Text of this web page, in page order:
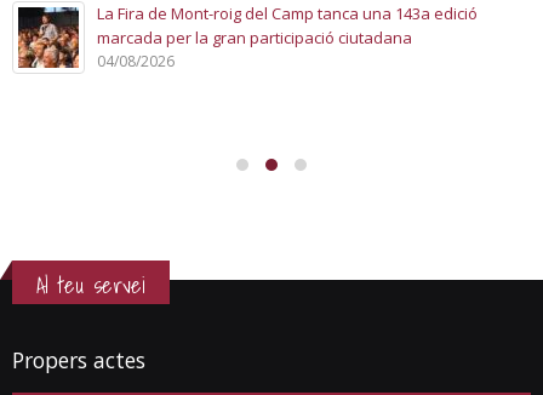
La Fira de Mont-roig del Camp tanca una 143a edició
marcada per la gran participació ciutadana
04/08/2026
Al teu servei
Propers actes